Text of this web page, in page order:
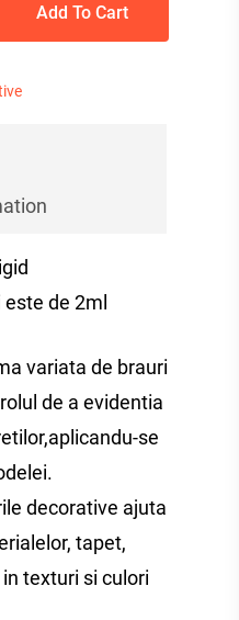
Add To Cart
de 2ml
variata de brauri
de a evidentia
se
decorative ajuta
tapet,
texturi si culori